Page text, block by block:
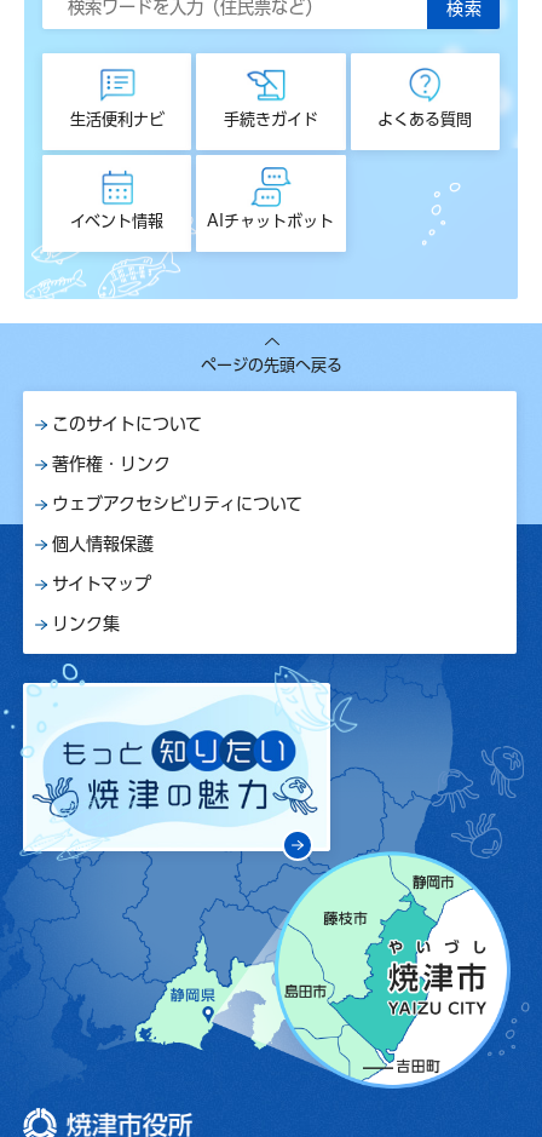
生活便利ナビ 手続きガイド よくある質問
イベント情報 AIチャットボット
ページの先頭へ戻る
このサイトについて
著作権・リンク
ウェブアクセシビリティについて
個人情報保護
サイトマップ
リンク集
焼津市役所